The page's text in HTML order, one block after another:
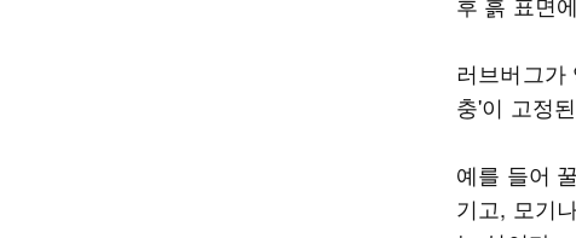
러브버그가
충'이 고정
예를 들어
기고, 모기